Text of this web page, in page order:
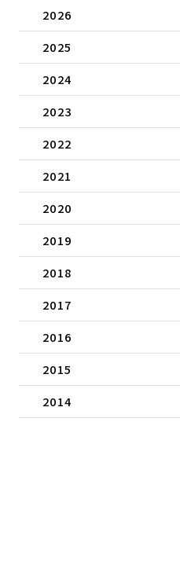
2026
2025
2024
2023
2022
2021
2020
2019
2018
2017
2016
2015
2014